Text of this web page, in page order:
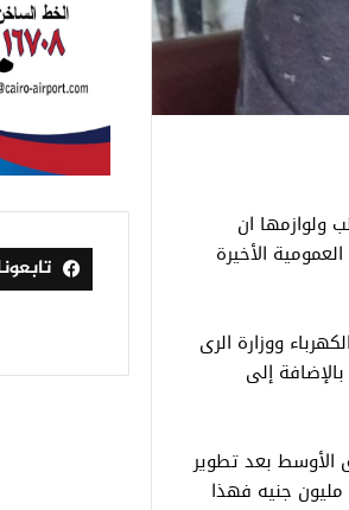
ولوازمها ان
الأخيرة
ووزارة الرى
إلى
الأوسط بعد تطوير
مصنع 4 النصف بوصه بفرن تسخين تم استرادة من دوله الهند بتكلفة 30 مليون جنيه فهذا